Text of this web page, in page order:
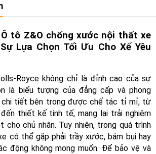
Ô tô Z&O chống xước nội thất xe
Lựa Chọn Tối Ưu Cho Xế Yêu
Royce không chỉ là đỉnh cao của sự
là biểu tượng của đẳng cấp và phong
chi tiết bên trong được chế tác tỉ mỉ, từ
thiết kế tinh tế, mang lại trải nghiệm
cho chủ nhân. Tuy nhiên, trong quá trình
có thể gặp phải trầy xước, bám bụi hay
động không mong muốn. Để bảo vệ và